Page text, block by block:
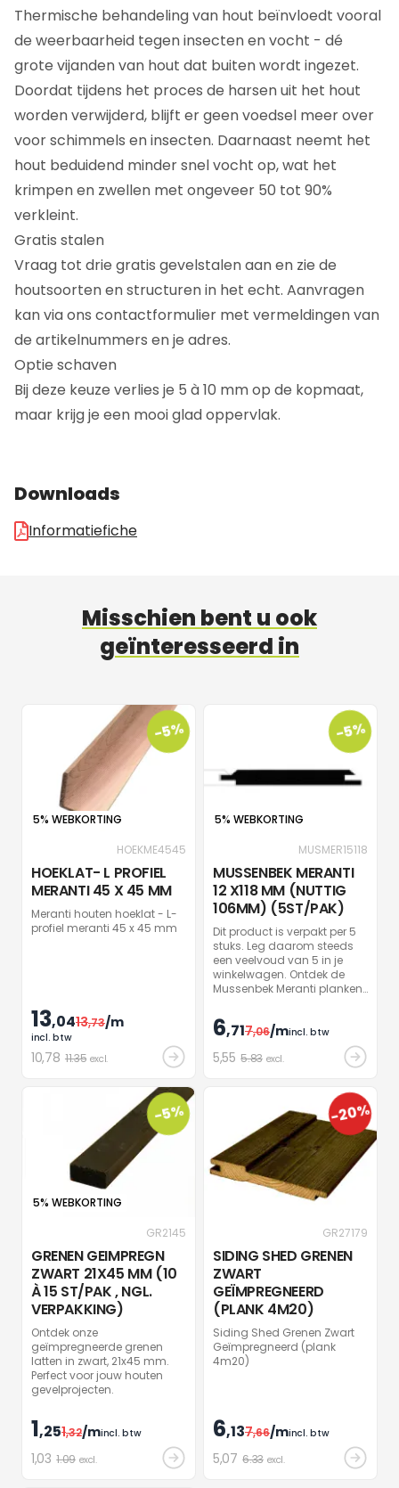
Thermische behandeling van hout beïnvloedt vooral
de weerbaarheid tegen insecten en vocht - dé
grote vijanden van hout dat buiten wordt ingezet.
Doordat tijdens het proces de harsen uit het hout
worden verwijderd, blijft er geen voedsel meer over
voor schimmels en insecten. Daarnaast neemt het
hout beduidend minder snel vocht op, wat het
krimpen en zwellen met ongeveer 50 tot 90%
verkleint.
Gratis stalen
Vraag tot drie gratis gevelstalen aan en zie de
houtsoorten en structuren in het echt. Aanvragen
kan via ons contactformulier met vermeldingen van
de artikelnummers en je adres.
Optie schaven
Bij deze keuze verlies je 5 à 10 mm op de kopmaat,
maar krijg je een mooi glad oppervlak.
Downloads
Informatiefiche
Misschien bent u ook
geïnteresseerd in
-5%
5% WEBKORTING
HOEKME4545
HOEKLAT- L PROFIEL
MERANTI 45 X 45 MM
Meranti houten hoeklat - L-
profiel meranti 45 x 45 mm
13,0413,73/m
incl. btw
10,78 11.35 excl.
-5%
5% WEBKORTING
MUSMER15118
MUSSENBEK MERANTI
12 X118 MM (NUTTIG
106MM) (5ST/PAK)
Dit product is verpakt per 5
stuks. Leg daarom steeds
een veelvoud van 5 in je
winkelwagen. Ontdek de
Mussenbek Meranti planken
houten gevels met hun
nuttige breedte van 106mm.
6,717,06/mincl. btw
5,55 5.83 excl.
-5%
5% WEBKORTING
GR2145
GRENEN GEIMPREGN
ZWART 21X45 MM (10
À 15 ST/PAK , NGL.
VERPAKKING)
Ontdek onze
geïmpregneerde grenen
latten in zwart, 21x45 mm.
Perfect voor jouw houten
gevelprojecten.
1,251,32/mincl. btw
1,03 1.09 excl.
-20%
GR27179
SIDING SHED GRENEN
ZWART
GEÏMPREGNEERD
(PLANK 4M20)
Siding Shed Grenen Zwart
Geïmpregneerd (plank
4m20)
6,137,66/mincl. btw
5,07 6.33 excl.